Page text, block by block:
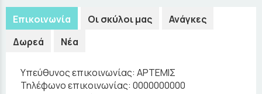
Επικοινωνία Οι σκύλοι μας
Ανάγκες
Δωρεά
Νέα
Υπεύθυνος επικοινωνίας: ΑΡΤΕΜΙΣ
Τηλέφωνο επικοινωνίας: 0000000000